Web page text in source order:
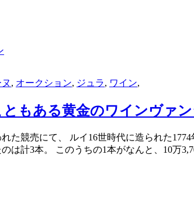
, オークション, ジュラ, ワイン,
ともある黄金のワインヴァ
た競売にて、 ルイ16世時代に造られた
は計3本。 このうちの1本がなんと、10万